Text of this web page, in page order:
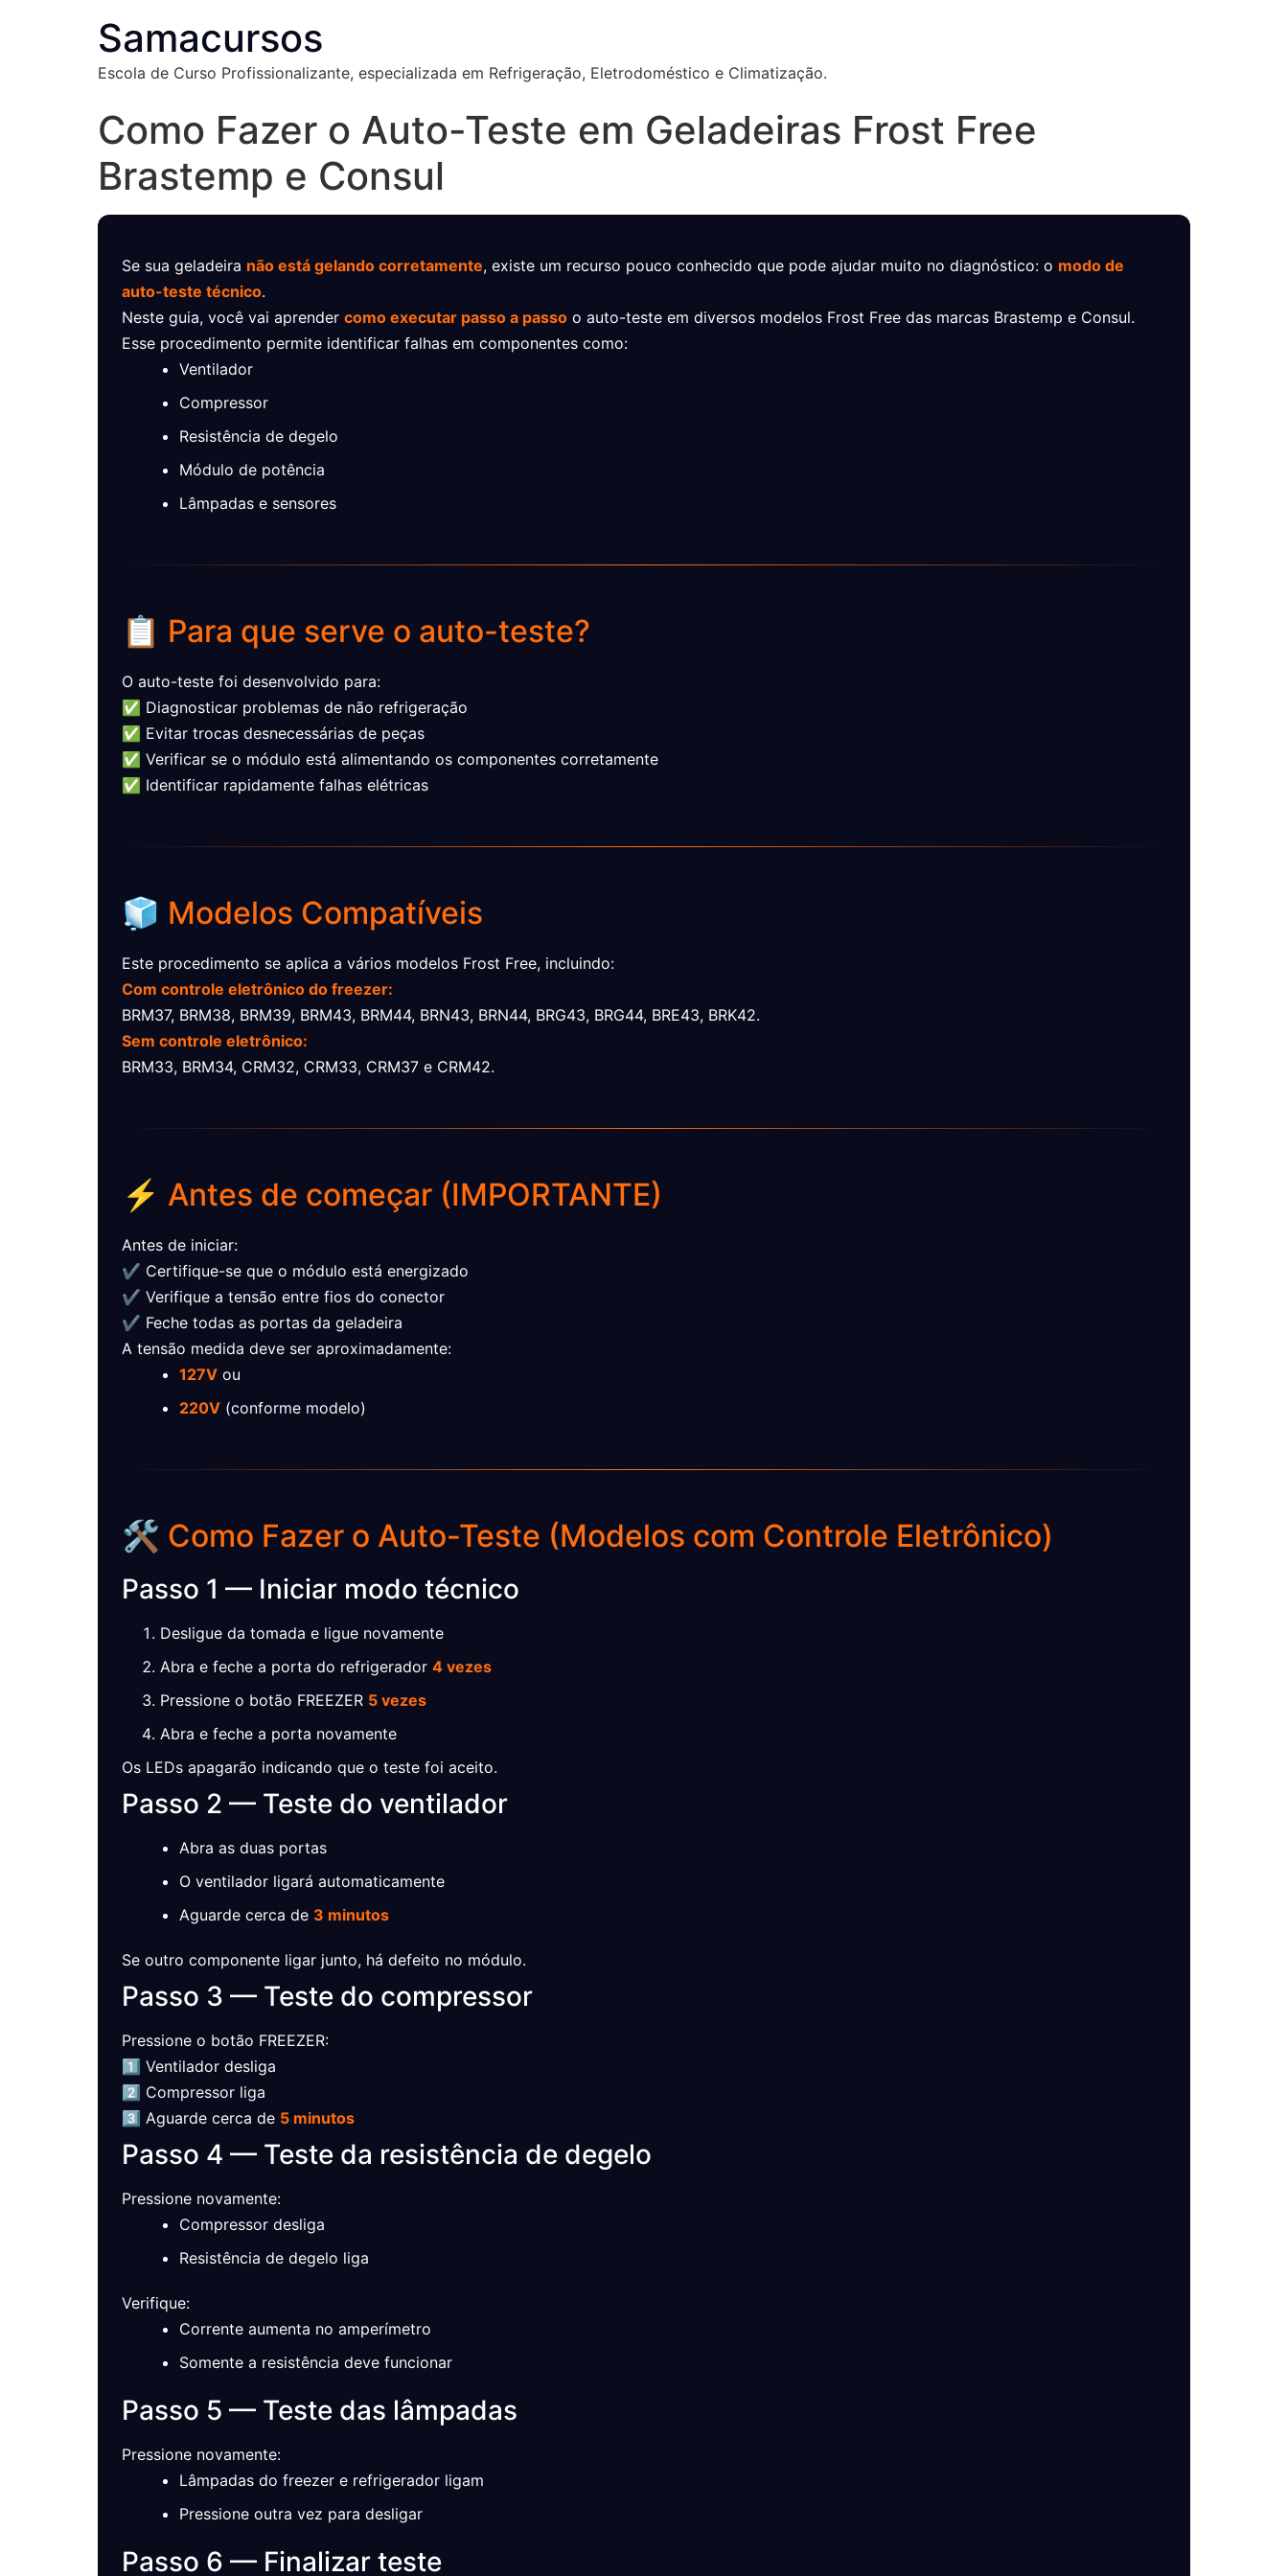
Samacursos
Escola de Curso Profissionalizante, especializada em Refrigeração, Eletrodoméstico e Climatização.
Como Fazer o Auto-Teste em Geladeiras Frost Free
Brastemp e Consul
Se sua geladeira não está gelando corretamente, existe um recurso pouco conhecido que pode ajudar muito no diagnóstico: o modo de
auto-teste técnico.
Neste guia, você vai aprender como executar passo a passo o auto-teste em diversos modelos Frost Free das marcas Brastemp e Consul.
Esse procedimento permite identificar falhas em componentes como:
Ventilador
Compressor
Resistência de degelo
Módulo de potência
Lâmpadas e sensores
📋 Para que serve o auto-teste?
O auto-teste foi desenvolvido para:
✅ Diagnosticar problemas de não refrigeração
✅ Evitar trocas desnecessárias de peças
✅ Verificar se o módulo está alimentando os componentes corretamente
✅ Identificar rapidamente falhas elétricas
🧊 Modelos Compatíveis
Este procedimento se aplica a vários modelos Frost Free, incluindo:
Com controle eletrônico do freezer:
BRM37, BRM38, BRM39, BRM43, BRM44, BRN43, BRN44, BRG43, BRG44, BRE43, BRK42.
Sem controle eletrônico:
BRM33, BRM34, CRM32, CRM33, CRM37 e CRM42.
⚡ Antes de começar (IMPORTANTE)
Antes de iniciar:
✔ Certifique-se que o módulo está energizado
✔ Verifique a tensão entre fios do conector
✔ Feche todas as portas da geladeira
A tensão medida deve ser aproximadamente:
127V ou
220V (conforme modelo)
🛠️ Como Fazer o Auto-Teste (Modelos com Controle Eletrônico)
Passo 1 — Iniciar modo técnico
Desligue da tomada e ligue novamente
Abra e feche a porta do refrigerador 4 vezes
Pressione o botão FREEZER 5 vezes
Abra e feche a porta novamente
Os LEDs apagarão indicando que o teste foi aceito.
Passo 2 — Teste do ventilador
Abra as duas portas
O ventilador ligará automaticamente
Aguarde cerca de 3 minutos
Se outro componente ligar junto, há defeito no módulo.
Passo 3 — Teste do compressor
Pressione o botão FREEZER:
1️⃣ Ventilador desliga
2️⃣ Compressor liga
3️⃣ Aguarde cerca de 5 minutos
Passo 4 — Teste da resistência de degelo
Pressione novamente:
Compressor desliga
Resistência de degelo liga
Verifique:
Corrente aumenta no amperímetro
Somente a resistência deve funcionar
Passo 5 — Teste das lâmpadas
Pressione novamente:
Lâmpadas do freezer e refrigerador ligam
Pressione outra vez para desligar
Passo 6 — Finalizar teste